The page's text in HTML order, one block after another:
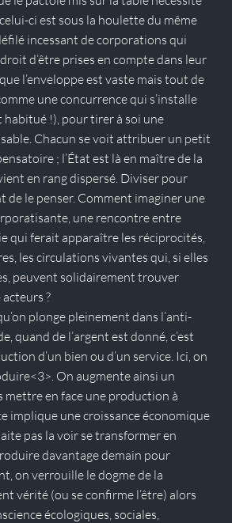
ci est sous la houlette du même
incessant de corporations qui
d’être prises en compte dans leur
l’enveloppe est vaste mais tout de
une concurrence qui s’installe
habitué !), pour tirer à soi une
Chacun se voit attribuer un petit
; l’État est là en maître de la
en rang dispersé. Diviser pour
de le penser. Comment imaginer une
une rencontre entre
qui ferait apparaître les réciprocités,
les circulations vivantes qui, si elles
peuvent solidairement trouver
?
plonge pleinement dans l’anti-
quand de l’argent est donné, c’est
d’un bien ou d’un service. Ici, on
<3> . On augmente ainsi un
mettre en face une production à
implique une croissance économique
pas la voir se transformer en
davantage demain pour
on verrouille le dogme de la
vérité (ou se confirme l’être) alors
écologiques, sociales,